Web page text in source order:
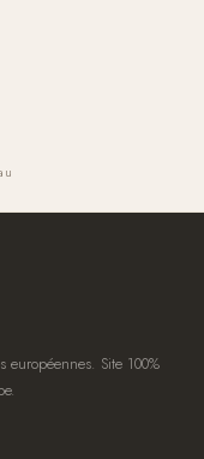
européennes. Site 100%